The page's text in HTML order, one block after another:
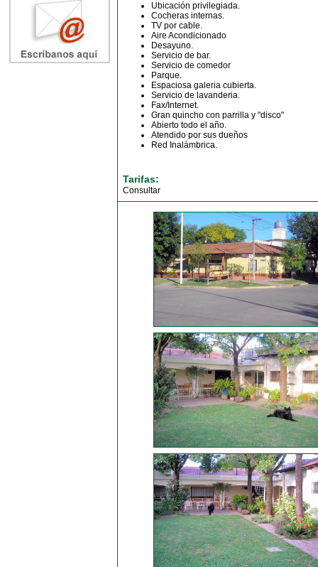
Ubicación privilegiada.
Cocheras internas.
TV por cable.
Aire Acondicionado
Desayuno.
Servicio de bar.
Servicio de comedor
Parque.
Espaciosa galeria cubierta.
Servicio de lavanderia.
Fax/Internet.
Gran quincho con parrilla y "disco"
Abierto todo el año.
Atendido por sus dueños
Red Inalámbrica.
Tarifas:
Consultar